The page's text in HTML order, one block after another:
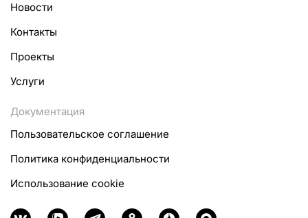
Новости
Контакты
Проекты
Услуги
Документация
Пользовательское соглашение
Политика конфиденциальности
Использование cookie